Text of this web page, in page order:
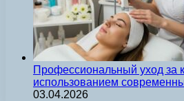
Профессиональный уход за
использованием
03.04.2026